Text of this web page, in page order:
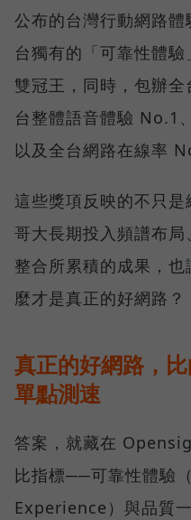
公布的台灣行動網路
台獨有的「可靠性體
雙冠王，同時，包辦
台整體語音體驗 No.1
以及全台網路在線率
這些獎項反映的不只
哥大長期投入頻譜布
整合所累積的成果，
麼才是真正的好網路？
真正的好網路，
單點測速
答案，就藏在
比指標──可靠性體驗
Experience）與品質